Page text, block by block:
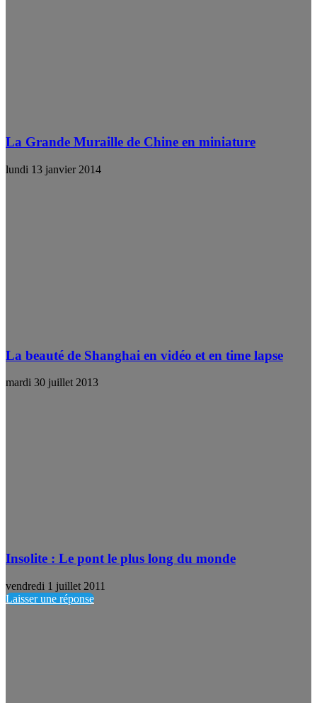
La Grande Muraille de Chine en miniature
lundi 13 janvier 2014
La beauté de Shanghai en vidéo et en time lapse
mardi 30 juillet 2013
Insolite : Le pont le plus long du monde
vendredi 1 juillet 2011
Laisser une réponse